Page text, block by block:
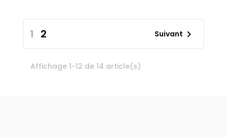
1 2 Suivant 
Affichage 1-12 de 14 article(s)